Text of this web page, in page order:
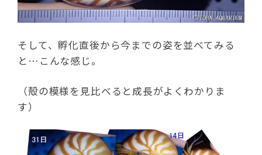
そして、孵化直後から今までの姿を並べてみる
と…こんな感じ。
（殻の模様を見比べると成長がよくわかりま
す）